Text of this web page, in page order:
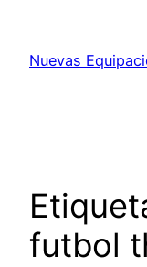
contenido
Nuevas
futbol